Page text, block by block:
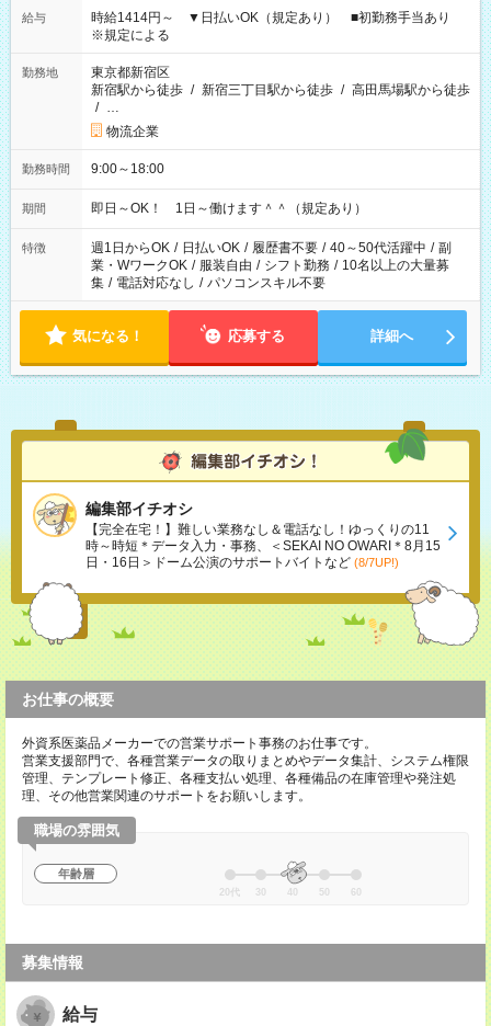
給与
時給1414円～ ▼日払いOK（規定あり） ■初勤務手当あり
※規定による
勤務地
東京都新宿区
新宿駅から徒歩 / 新宿三丁目駅から徒歩 / 高田馬場駅から徒歩
/ …
物流企業
勤務時間 9:00～18:00
期間 即日～OK！ 1日～働けます＾＾（規定あり）
特徴 週1日からOK / 日払いOK / 履歴書不要 / 40～50代活躍中 / 副
業・WワークOK / 服装自由 / シフト勤務 / 10名以上の大量募
集 / 電話対応なし / パソコンスキル不要
気になる！ 応募する 詳細へ
編集部イチオシ
【完全在宅！】難しい業務なし＆電話なし！ゆっくりの11
時～時短＊データ入力・事務、＜SEKAI NO OWARI＊8月15
日・16日＞ドーム公演のサポートバイトなど (8/7UP!)
お仕事の概要
外資系医薬品メーカーでの営業サポート事務のお仕事です。
営業支援部門で、各種営業データの取りまとめやデータ集計、システム権限
管理、テンプレート修正、各種支払い処理、各種備品の在庫管理や発注処
理、その他営業関連のサポートをお願いします。
職場の雰囲気
年齢層
20代 30 40 50 60
募集情報
給与